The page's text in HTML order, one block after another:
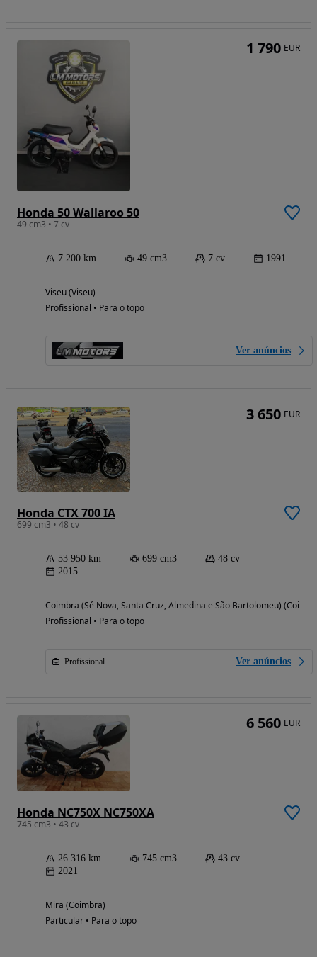
Honda 50 Wallaroo 50
49 cm3 • 7 cv
7 200 km 49 cm3 7 cv 1991
Viseu (Viseu)
Profissional • Para o topo
Ver anúncios
1 790 EUR
Honda CTX 700 IA
699 cm3 • 48 cv
53 950 km 699 cm3
48 cv
2015
Coimbra (Sé Nova, Santa Cruz, Almedina e São Bartolomeu)
Profissional • Para o topo
Profissional Ver anúncios
3 650 EUR
Honda NC750X NC750XA
745 cm3 • 43 cv
26 316 km 745 cm3
43 cv
2021
Mira (Coimbra)
Particular • Para o topo
6 560 EUR